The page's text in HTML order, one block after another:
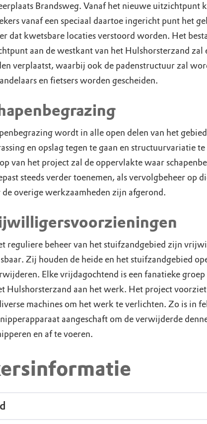
Brandsweg. Vanaf het nieuwe uitzichtpunt
vanaf een speciaal daartoe ingericht punt het
dat kwetsbare locaties verstoord worden. Het
aan de westkant van het Hulshorsterzand zal
verplaatst, waarbij ook de padenstructuur zal
en fietsers worden gescheiden.
wordt in alle open delen van het
en opslag tegen te gaan en structuurvariatie
van het project zal de oppervlakte waar
steeds verder toenemen, als vervolgbeheer op
overige werkzaamheden zijn afgerond.
reguliere beheer van het stuifzandgebied zijn
Zij houden de heide en het stuifzandgebied
Elke vrijdagochtend is een fanatieke
Hulshorsterzand aan het werk. Het project voorziet
machines om het werk te verlichten. Zo is in
aangeschaft om de verwijderde
en af te voeren.